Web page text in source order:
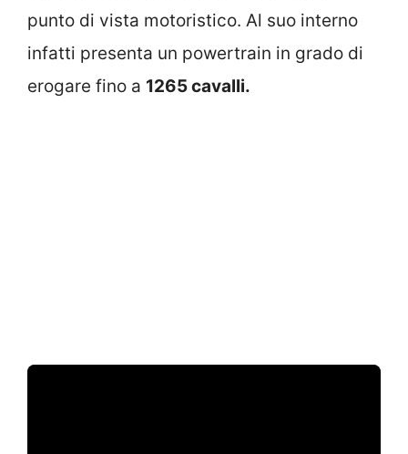
punto di vista motoristico. Al suo interno
infatti presenta un powertrain in grado di
erogare fino a 1265 cavalli.